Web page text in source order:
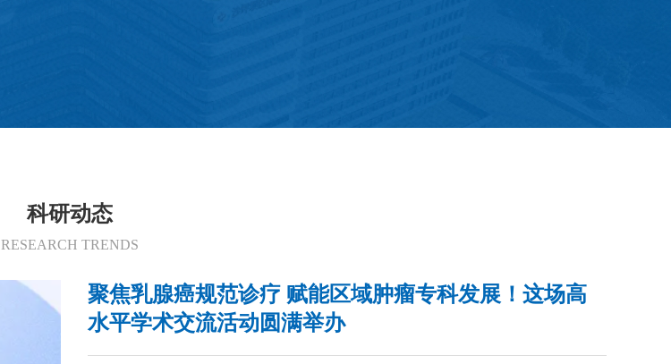
科研动态
RESEARCH TRENDS
聚焦乳腺癌规范诊疗 赋能区域肿瘤专科发展！这场高
水平学术交流活动圆满举办